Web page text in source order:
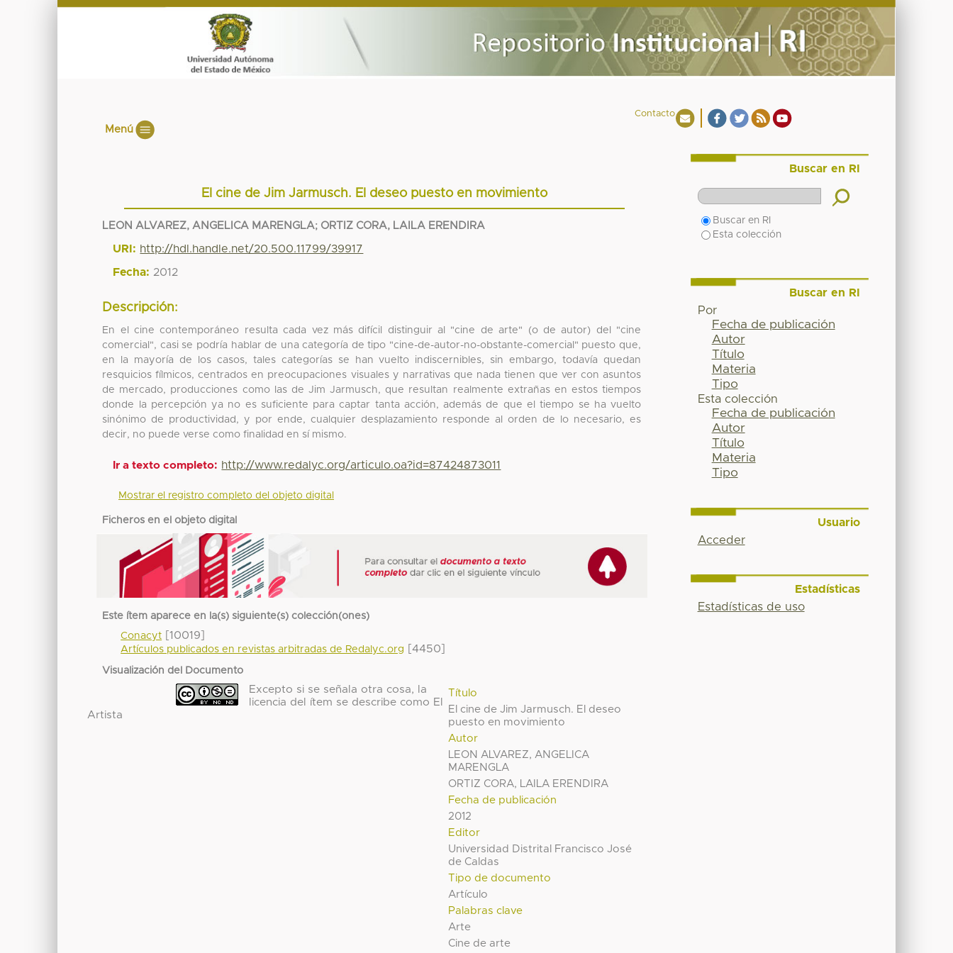
Contacto
Menú
El cine de Jim Jarmusch. El deseo puesto en movimiento
LEON ALVAREZ, ANGELICA MARENGLA; ORTIZ CORA, LAILA ERENDIRA
URI: http://hdl.handle.net/20.500.11799/39917
Fecha: 2012
Descripción:
En el cine contemporáneo resulta cada vez más difícil distinguir al "cine de arte" (o de autor) del "cine
comercial", casi se podría hablar de una categoría de tipo "cine-de-autor-no-obstante-comercial" puesto que,
en la mayoría de los casos, tales categorías se han vuelto indiscernibles, sin embargo, todavía quedan
resquicios fílmicos, centrados en preocupaciones visuales y narrativas que nada tienen que ver con asuntos
de mercado, producciones como las de Jim Jarmusch, que resultan realmente extrañas en estos tiempos
donde la percepción ya no es suficiente para captar tanta acción, además de que el tiempo se ha vuelto
sinónimo de productividad, y por ende, cualquier desplazamiento responde al orden de lo necesario, es
decir, no puede verse como finalidad en sí mismo.
Ir a texto completo: http://www.redalyc.org/articulo.oa?id=87424873011
Mostrar el registro completo del objeto digital
Ficheros en el objeto digital
Este ítem aparece en la(s) siguiente(s) colección(ones)
Conacyt [10019]
Artículos publicados en revistas arbitradas de Redalyc.org [4450]
Visualización del Documento
Título
El cine de Jim Jarmusch. El deseo
puesto en movimiento
Autor
LEON ALVAREZ, ANGELICA
MARENGLA
ORTIZ CORA, LAILA ERENDIRA
Fecha de publicación
2012
Editor
Universidad Distrital Francisco José
de Caldas
Tipo de documento
Artículo
Palabras clave
Arte
Cine de arte
Excepto si se señala otra cosa, la
licencia del ítem se describe como El
Artista
Buscar en RI
Buscar en RI
Esta colección
Buscar en RI
Por
Fecha de publicación
Autor
Título
Materia
Tipo
Esta colección
Fecha de publicación
Autor
Título
Materia
Tipo
Usuario
Acceder
Estadísticas
Estadísticas de uso